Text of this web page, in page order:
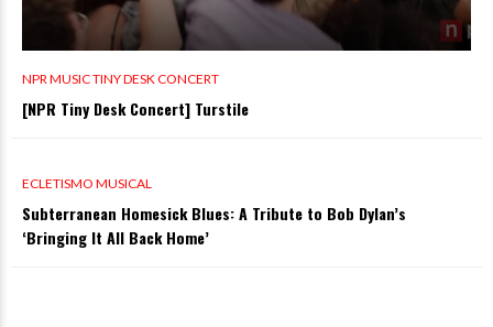
NPR MUSIC TINY DESK CONCERT
[NPR Tiny Desk Concert] Turstile
ECLETISMO MUSICAL
Subterranean Homesick Blues: A Tribute to Bob Dylan’s
‘Bringing It All Back Home’